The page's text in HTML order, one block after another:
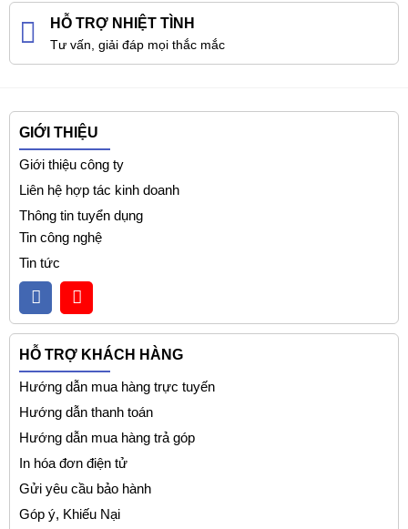
HỖ TRỢ NHIỆT TÌNH
Tư vấn, giải đáp mọi thắc mắc
GIỚI THIỆU
Giới thiệu công ty
Liên hệ hợp tác kinh doanh
Thông tin tuyển dụng
Tin công nghệ
Tin tức
HỖ TRỢ KHÁCH HÀNG
Hướng dẫn mua hàng trực tuyến
Hướng dẫn thanh toán
Hướng dẫn mua hàng trả góp
In hóa đơn điện tử
Gửi yêu cầu bảo hành
Góp ý, Khiếu Nại